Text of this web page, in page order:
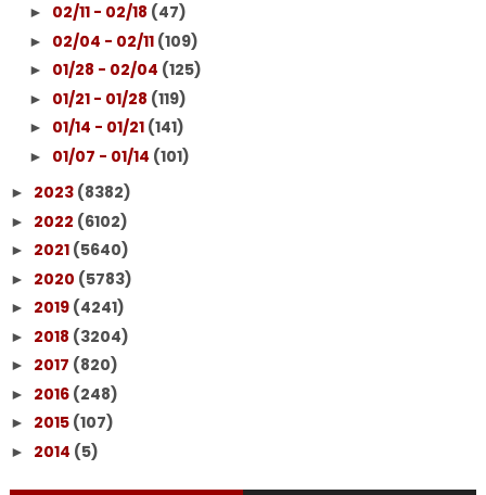
► 02/11 - 02/18 (47)
► 02/04 - 02/11 (109)
► 01/28 - 02/04 (125)
► 01/21 - 01/28 (119)
► 01/14 - 01/21 (141)
► 01/07 - 01/14 (101)
► 2023 (8382)
► 2022 (6102)
► 2021 (5640)
► 2020 (5783)
► 2019 (4241)
► 2018 (3204)
► 2017 (820)
► 2016 (248)
► 2015 (107)
► 2014 (5)